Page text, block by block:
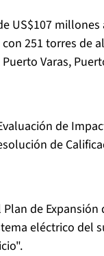
US$107
con 251 torres de
Varas,
de
de
de
eléctrico del